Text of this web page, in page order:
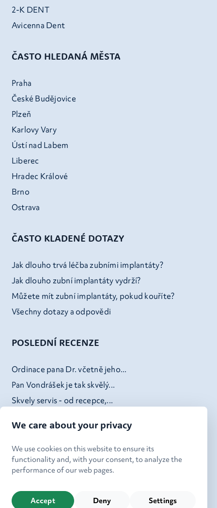
2-K DENT
Avicenna Dent
ČASTO HLEDANÁ MĚSTA
Praha
České Budějovice
Plzeň
Karlovy Vary
Ústí nad Labem
Liberec
Hradec Králové
Brno
Ostrava
ČASTO KLADENÉ DOTAZY
Jak dlouho trvá léčba zubními implantáty?
Jak dlouho zubní implantáty vydrží?
Můžete mít zubní implantáty, pokud kouříte?
Všechny dotazy a odpovědi
POSLEDNÍ RECENZE
Ordinace pana Dr. včetně jeho...
Pan Vondrášek je tak skvělý...
Skvely servis - od recepce,...
Používání cookies|Nastavení cookies
We care about your privacy
We use cookies on this website to ensure its
functionality and, with your consent, to analyze the
performance of our web pages.
Accept Deny Settings